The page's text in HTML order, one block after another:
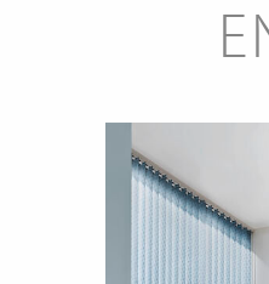
GEDACHT
erfal Magazin |